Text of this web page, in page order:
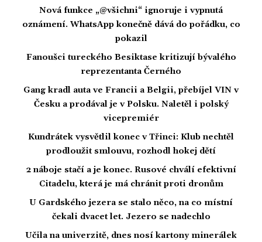
Nová funkce „@všichni“ ignoruje i vypnutá
oznámení. WhatsApp konečně dává do pořádku, co
pokazil
Fanoušci tureckého Besiktase kritizují bývalého
reprezentanta Černého
Gang kradl auta ve Francii a Belgii, přebíjel VIN v
Česku a prodával je v Polsku. Naletěl i polský
vicepremiér
Kundrátek vysvětlil konec v Třinci: Klub nechtěl
prodloužit smlouvu, rozhodl hokej dětí
2 náboje stačí a je konec. Rusové chválí efektivní
Citadelu, která je má chránit proti dronům
U Gardského jezera se stalo něco, na co místní
čekali dvacet let. Jezero se nadechlo
Učila na univerzitě, dnes nosí kartony minerálek